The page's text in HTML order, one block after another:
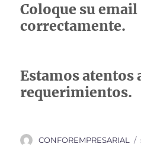
Coloque su email
correctamente.
Estamos atentos
requerimientos.
Autor
CONFOREMPRESARIAL